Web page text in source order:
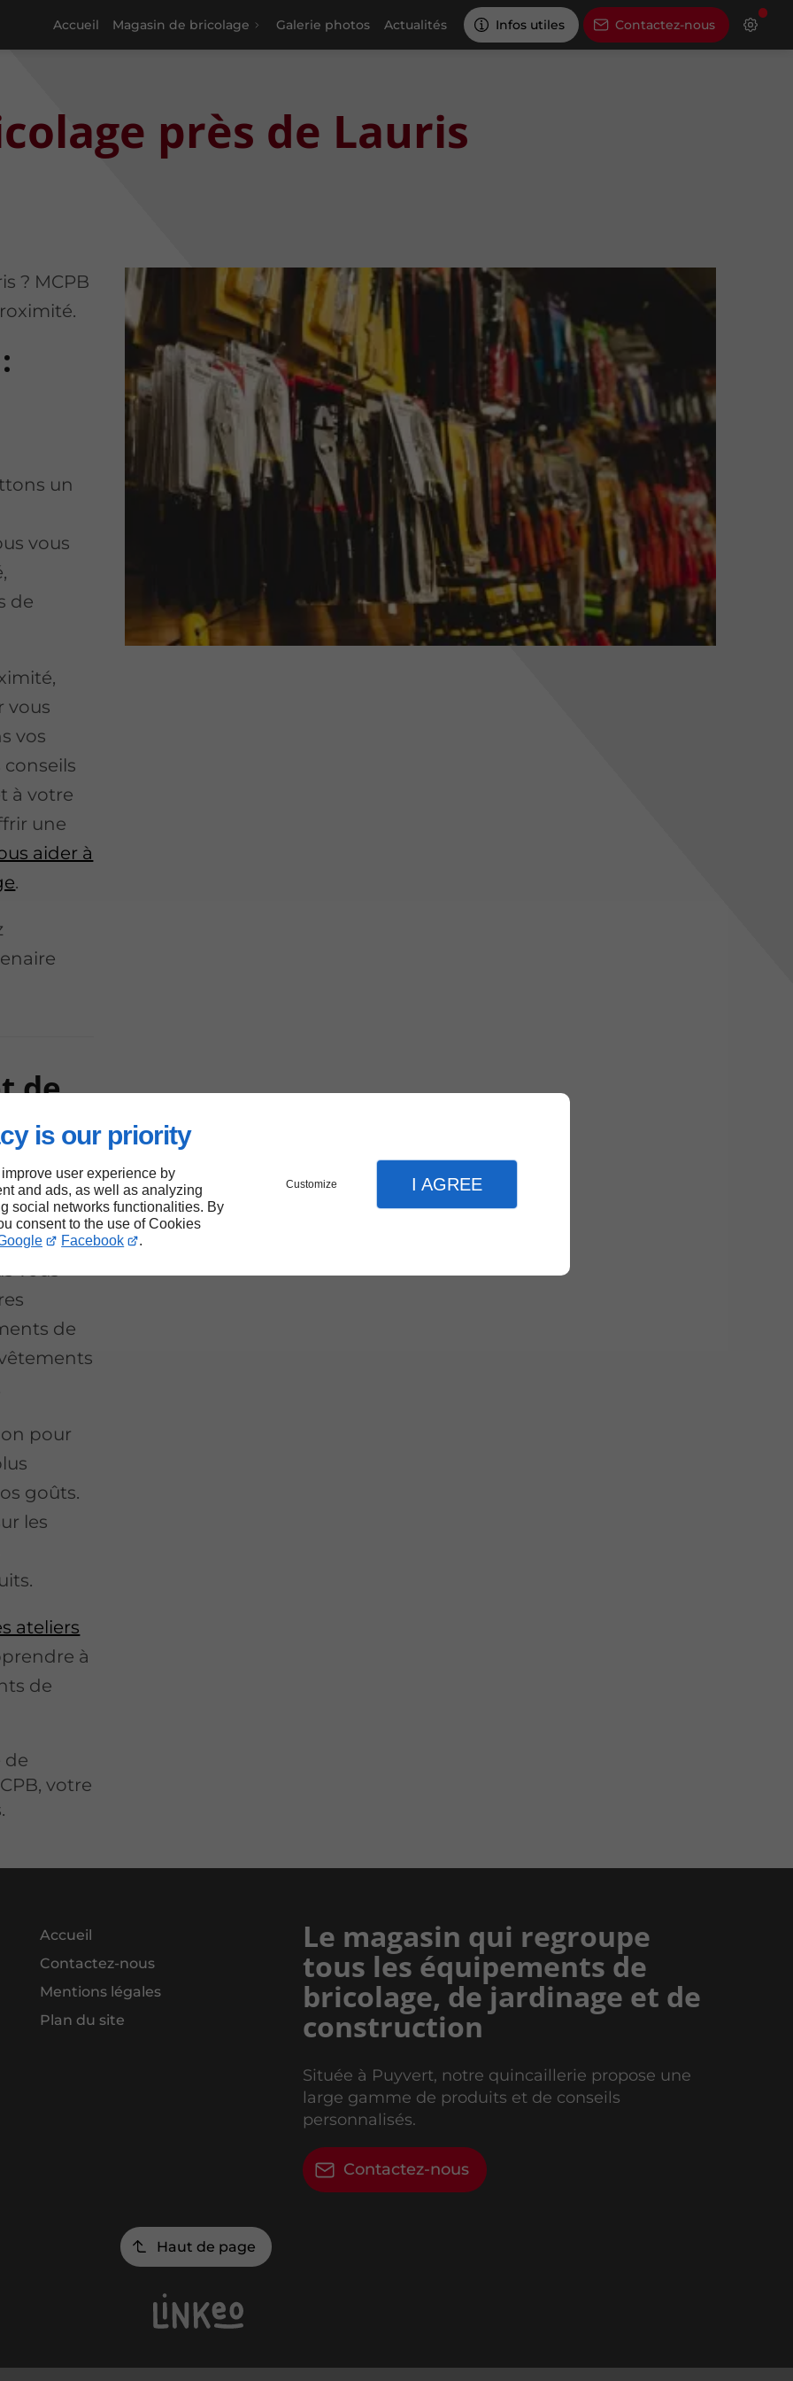
is our priority
user experience by
and ads, as well as analyzing
social networks functionalities. By
consent to the use of Cookies
Facebook .
Customize I AGREE
Accueil Magasin de bricolage Galerie photos Actualités Infos utiles Contactez-nous
près de Lauris
? MCPB
un
vous
de
vous
vos
à votre
une
aider à
.
de
est
de
vous
de
pour
goûts.
les
ateliers
à
de
de
votre
Accueil
Contactez-nous
Mentions légales
Plan du site
Le magasin qui regroupe
tous les équipements de
bricolage, de jardinage et de
construction
Située à Puyvert, notre quincaillerie propose une
large gamme de produits et de conseils
personnalisés.
Contactez-nous
Haut de page